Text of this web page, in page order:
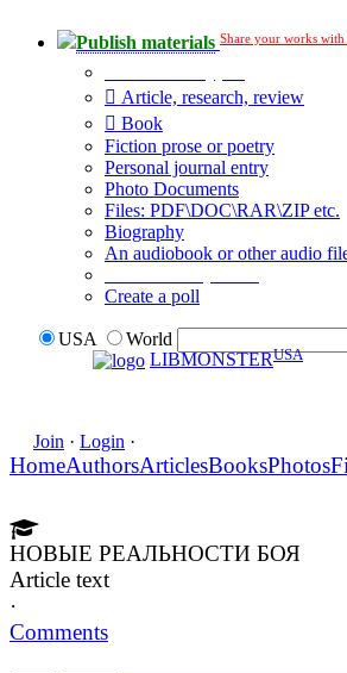
Publish materials Share your works
Article, research, review
Book
Fiction prose or poetry
Personal journal entry
Photo Documents
Files: PDF\DOC\RAR\ZIP etc.
Biography
An audiobook or other audio
Create a poll
USA
World
LIBMONSTERUSA
Join · Login ·
HomeAuthorsArticlesBooksPhotos
НОВЫЕ РЕАЛЬНОСТИ БОЯ
Article text
·
Comments